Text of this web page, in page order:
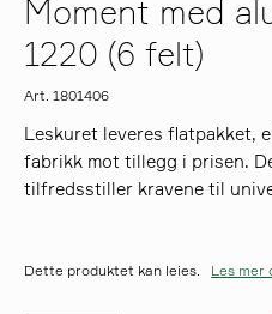
søk
Moment med
1220 (6 felt)
Art. 1801406
Leskuret leveres flatpakket,
fabrikk mot tillegg i prisen.
tilfredsstiller kravene til
Dette produktet kan leies. Les mer